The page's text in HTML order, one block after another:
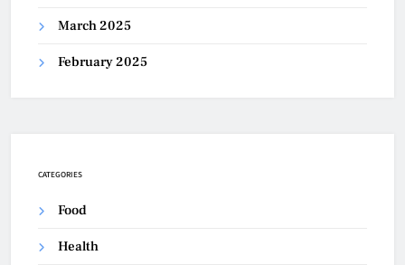
March 2025
February 2025
CATEGORIES
Food
Health